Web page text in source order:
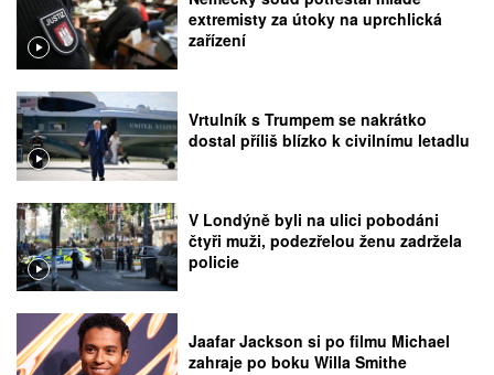
extremisty za útoky na uprchlická
zařízení
Vrtulník s Trumpem se nakrátko
dostal příliš blízko k civilnímu letadlu
V Londýně byli na ulici pobodáni
čtyři muži, podezřelou ženu zadržela
policie
Jaafar Jackson si po filmu Michael
zahraje po boku Willa Smithe